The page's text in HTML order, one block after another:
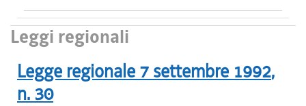
Leggi regionali
Legge regionale 7 settembre 1992,
n. 30